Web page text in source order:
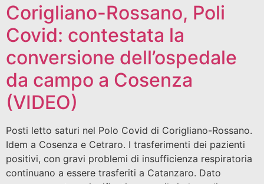
Corigliano-Rossano, Poli
Covid: contestata la
conversione dell’ospedale
da campo a Cosenza
(VIDEO)
Posti letto saturi nel Polo Covid di Corigliano-Rossano.
Idem a Cosenza e Cetraro. I trasferimenti dei pazienti
positivi, con gravi problemi di insufficienza respiratoria
continuano a essere trasferiti a Catanzaro. Dato